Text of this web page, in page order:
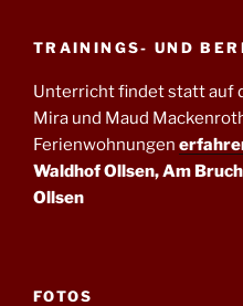
TRAININGS- UND
Unterricht findet statt auf
Mira und Maud
Ferienwohnungen
Waldhof Ollsen, Am
Ollsen
FOTOS